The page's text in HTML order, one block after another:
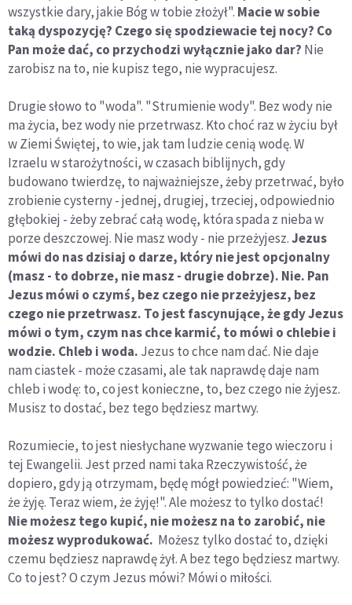
wszystkie dary, jakie Bóg w tobie złożył". Macie w sobie
taką dyspozycję? Czego się spodziewacie tej nocy? Co
Pan może dać, co przychodzi wyłącznie jako dar? Nie
zarobisz na to, nie kupisz tego, nie wypracujesz.
Drugie słowo to "woda". "Strumienie wody". Bez wody nie
ma życia, bez wody nie przetrwasz. Kto choć raz w życiu był
w Ziemi Świętej, to wie, jak tam ludzie cenią wodę. W
Izraelu w starożytności, w czasach biblijnych, gdy
budowano twierdzę, to najważniejsze, żeby przetrwać, było
zrobienie cysterny - jednej, drugiej, trzeciej, odpowiednio
głębokiej - żeby zebrać całą wodę, która spada z nieba w
porze deszczowej. Nie masz wody - nie przeżyjesz.Jezus
mówi do nas dzisiaj o darze, który nie jest opcjonalny
(masz - to dobrze, nie masz - drugie dobrze). Nie. Pan
Jezus mówi o czymś, bez czego nie przeżyjesz, bez
czego nie przetrwasz. To jest fascynujące, że gdy Jezus
mówi o tym, czym nas chce karmić, to mówi o chlebie i
wodzie. Chleb i woda. Jezus to chce nam dać. Nie daje
nam ciastek - może czasami, ale tak naprawdę daje nam
chleb i wodę: to, co jest konieczne, to, bez czego nie żyjesz.
Musisz to dostać, bez tego będziesz martwy.
Rozumiecie, to jest niesłychane wyzwanie tego wieczoru i
tej Ewangelii. Jest przed nami taka Rzeczywistość, że
dopiero, gdy ją otrzymam, będę mógł powiedzieć: "Wiem,
że żyję. Teraz wiem, że żyję!". Ale możesz to tylko dostać!
Nie możesz tego kupić, nie możesz na to zarobić, nie
możesz wyprodukować. Możesz tylko dostać to, dzięki
czemu będziesz naprawdę żył. A bez tego będziesz martwy.
Co to jest? O czym Jezus mówi? Mówi o miłości.